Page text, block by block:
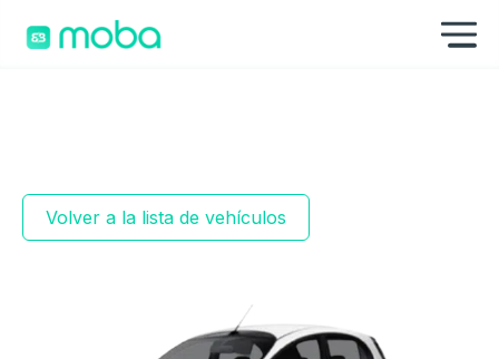
Volver a la lista de vehículos